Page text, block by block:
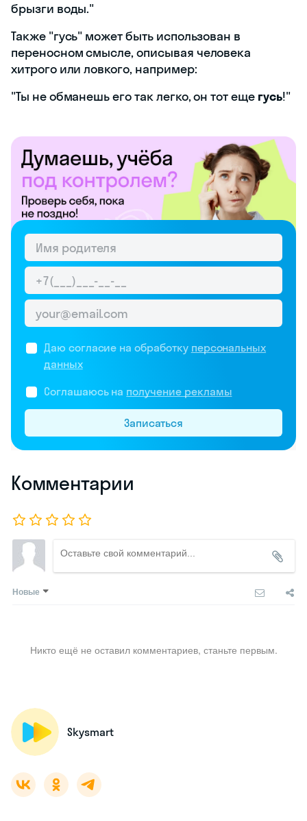
брызги воды."
Также "гусь" может быть использован в
переносном смысле, описывая человека
хитрого или ловкого, например:
"Ты не обманешь его так легко, он тот еще гусь!"
Даю согласие на обработку персональных
данных
Соглашаюсь на получение рекламы
Записаться
Комментарии
Новые
Никто ещё не оставил комментариев, станьте первым.
Skysmart